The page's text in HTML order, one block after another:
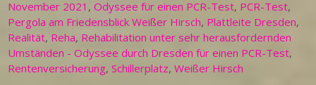
November 2021 ,Odyssee für einen PCR-Test, PCR-Test,
Pergola am Friedensblick Weißer Hirsch, Plattleite Dresden,
Realität, Reha, Rehabilitation unter sehr herausfordernden
Umständen - Odyssee durch Dresden für einen PCR-Test,
Rentenversicherung,Schillerplatz,Weißer Hirsch